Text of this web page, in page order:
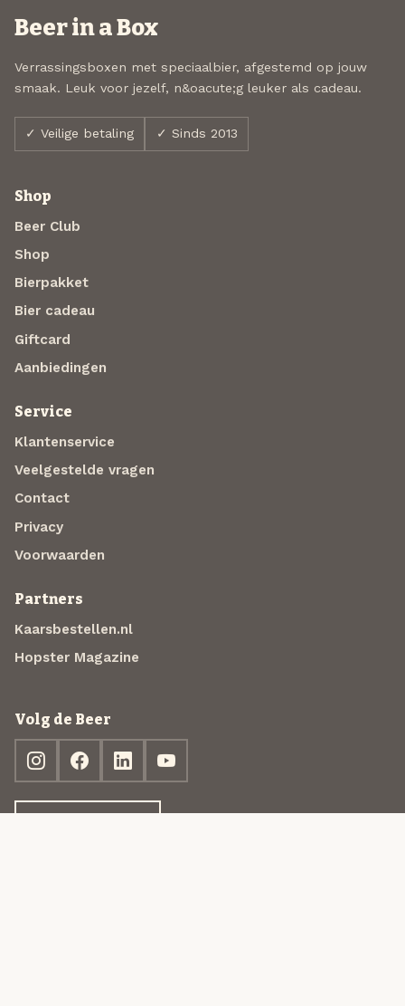
Beer in a Box
Verrassingsboxen met speciaalbier, afgestemd op jouw
smaak. Leuk voor jezelf, n&oacute;g leuker als cadeau.
✓ Veilige betaling ✓ Sinds 2013
Shop
Beer Club
Shop
Bierpakket
Bier cadeau
Giftcard
Aanbiedingen
Service
Klantenservice
Veelgestelde vragen
Contact
Privacy
Voorwaarden
Partners
Kaarsbestellen.nl
Hopster Magazine
Volg de Beer